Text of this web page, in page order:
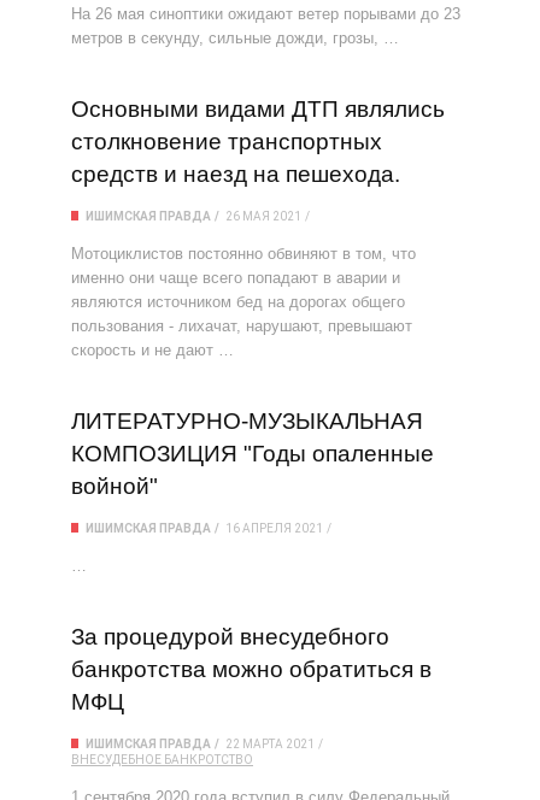
На 26 мая синоптики ожидают ветер порывами до 23
метров в секунду, сильные дожди, грозы, …
Основными видами ДТП являлись
столкновение транспортных
средств и наезд на пешехода.
ИШИМСКАЯ ПРАВДА 26 МАЯ 2021
Мотоциклистов постоянно обвиняют в том, что
именно они чаще всего попадают в аварии и
являются источником бед на дорогах общего
пользования - лихачат, нарушают, превышают
скорость и не дают …
ЛИТЕРАТУРНО-МУЗЫКАЛЬНАЯ
КОМПОЗИЦИЯ "Годы опаленные
войной"
ИШИМСКАЯ ПРАВДА 16 АПРЕЛЯ 2021
…
За процедурой внесудебного
банкротства можно обратиться в
МФЦ
ИШИМСКАЯ ПРАВДА
22 МАРТА 2021
ВНЕСУДЕБНОЕ БАНКРОТСТВО